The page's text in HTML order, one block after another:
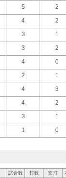
5
2
4
2
3
1
3
2
4
0
2
1
4
3
4
2
3
1
1 0
試合数 打数 安打